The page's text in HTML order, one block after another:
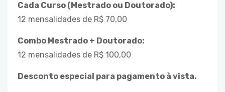
Cada Curso (Mestrado ou Doutorado):
12 mensalidades de R$ 70,00
Combo Mestrado + Doutorado:
12 mensalidades de R$ 100,00
Desconto especial para pagamento à vista.